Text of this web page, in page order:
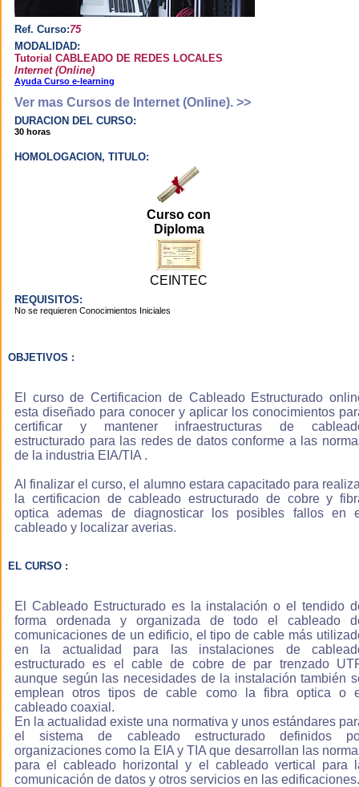
Ref. Curso:75
MODALIDAD:
Tutorial CABLEADO DE REDES LOCALES
Internet (Online)
Ayuda Curso e-learning
software
aprendizaje del
estudias el
sistema te guía a
través de tú
formación,
evaluando los
conocimientos
adquiridos y
dandote
recomendaciones.
¿Cuáles son las ventajas del e-
learning frente a otros métodos
de aprendizaje?
sistema de e-
learning
aprenderás en
menos tiempo
que con un
estudio
convencional, ya
que estudias a tu
propio ritmo con
contenidos
multimedia es
decir con
ilustraciones,
esquemas,
fotografias,
sonido y videos
asimilarás los
conocimientos
de forma más
eficaz.
Ver mas Cursos de Internet (Online). >>
DURACION DEL CURSO:
30 horas
HOMOLOGACION, TITULO:
Curso con
Diploma
CEINTEC
REQUISITOS:
No se requieren Conocimientos Iniciales
OBJETIVOS :
El curso de Certificacion de Cableado Estructurado
esta diseñado para conocer y aplicar los conocimientos
certificar y mantener infraestructuras de
estructurado para las redes de datos conforme a las
de la industria EIA/TIA .
Al finalizar el curso, el alumno estara capacitado para
la certificacion de cableado estructurado de cobre y
optica ademas de diagnosticar los posibles fallos en
cableado y localizar averias.
EL CURSO :
El Cableado Estructurado es la instalación o el tendido
forma ordenada y organizada de todo el cableado
comunicaciones de un edificio, el tipo de cable más
en la actualidad para las instalaciones de
estructurado es el cable de cobre de par trenzado
aunque según las necesidades de la instalación también
emplean otros tipos de cable como la fibra optica o
cableado coaxial.
En la actualidad existe una normativa y unos estándares
el sistema de cableado estructurado definidos
organizaciones como la EIA y TIA que desarrollan las
para el cableado horizontal y el cableado vertical para
comunicación de datos y otros servicios en las edificaciones.